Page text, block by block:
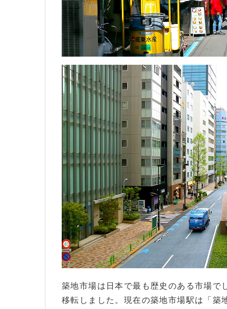
築地市場は日本で最も歴史のある市場で
移転しました。現在の築地市場駅は「築